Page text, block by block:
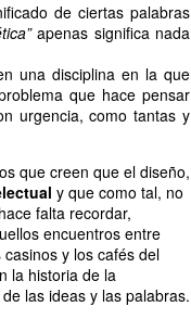
de ciertas palabras
apenas significa nada
una disciplina en la que
que hace pensar
urgencia, como tantas y
que creen que el diseño,
y que como tal, no
falta recordar,
encuentros entre
y los cafés del
la historia de la
las ideas y las palabras.